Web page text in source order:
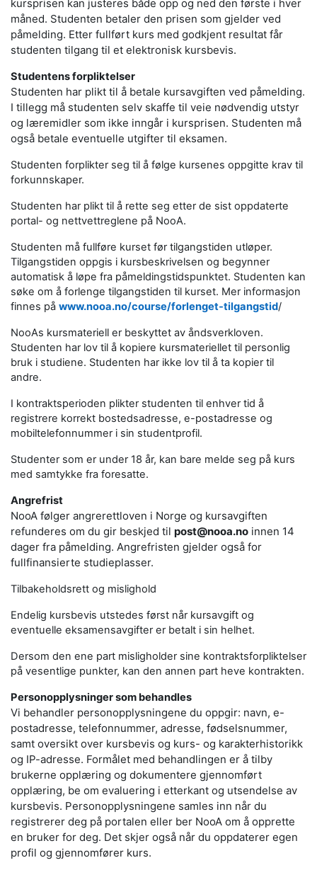
kursprisen kan justeres både opp og ned den første i hver
måned. Studenten betaler den prisen som gjelder ved
påmelding. Etter fullført kurs med godkjent resultat får
studenten tilgang til et elektronisk kursbevis.
Studentens forpliktelser
Studenten har plikt til å betale kursavgiften ved påmelding.
I tillegg må studenten selv skaffe til veie nødvendig utstyr
og læremidler som ikke inngår i kursprisen. Studenten må
også betale eventuelle utgifter til eksamen.
Studenten forplikter seg til å følge kursenes oppgitte krav til
forkunnskaper.
Studenten har plikt til å rette seg etter de sist oppdaterte
portal- og nettvettreglene på NooA.
Studenten må fullføre kurset før tilgangstiden utløper.
Tilgangstiden oppgis i kursbeskrivelsen og begynner
automatisk å løpe fra påmeldingstidspunktet. Studenten kan
søke om å forlenge tilgangstiden til kurset. Mer informasjon
finnes på www.nooa.no/course/forlenget-tilgangstid/
NooAs kursmateriell er beskyttet av åndsverkloven.
Studenten har lov til å kopiere kursmateriellet til personlig
bruk i studiene. Studenten har ikke lov til å ta kopier til
andre.
I kontraktsperioden plikter studenten til enhver tid å
registrere korrekt bostedsadresse, e-postadresse og
mobiltelefonnummer i sin studentprofil.
Studenter som er under 18 år, kan bare melde seg på kurs
med samtykke fra foresatte.
Angrefrist
NooA følger angrerettloven i Norge og kursavgiften
refunderes om du gir beskjed til post@nooa.no innen 14
dager fra påmelding. Angrefristen gjelder også for
fullfinansierte studieplasser.
Tilbakeholdsrett og mislighold
Endelig kursbevis utstedes først når kursavgift og
eventuelle eksamensavgifter er betalt i sin helhet.
Dersom den ene part misligholder sine kontraktsforpliktelser
på vesentlige punkter, kan den annen part heve kontrakten.
Personopplysninger som behandles
Vi behandler personopplysningene du oppgir: navn, e-
postadresse, telefonnummer, adresse, fødselsnummer,
samt oversikt over kursbevis og kurs- og karakterhistorikk
og IP-adresse. Formålet med behandlingen er å tilby
brukerne opplæring og dokumentere gjennomført
opplæring, be om evaluering i etterkant og utsendelse av
kursbevis. Personopplysningene samles inn når du
registrerer deg på portalen eller ber NooA om å opprette
en bruker for deg. Det skjer også når du oppdaterer egen
profil og gjennomfører kurs.